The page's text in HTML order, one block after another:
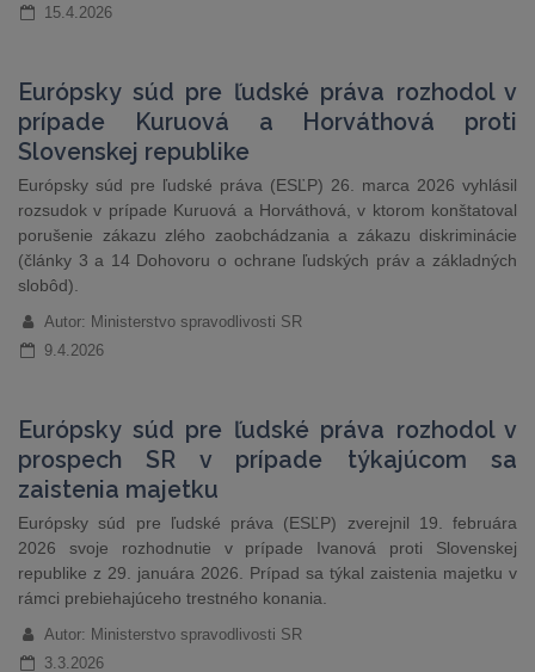
15.4.2026
Európsky súd pre ľudské práva rozhodol v
prípade Kuruová a Horváthová proti
Slovenskej republike
Európsky súd pre ľudské práva (ESĽP) 26. marca 2026 vyhlásil
rozsudok v prípade Kuruová a Horváthová, v ktorom konštatoval
porušenie zákazu zlého zaobchádzania a zákazu diskriminácie
(články 3 a 14 Dohovoru o ochrane ľudských práv a základných
slobôd).
Autor: Ministerstvo spravodlivosti SR
9.4.2026
Európsky súd pre ľudské práva rozhodol v
prospech SR v prípade týkajúcom sa
zaistenia majetku
Európsky súd pre ľudské práva (ESĽP) zverejnil 19. februára
2026 svoje rozhodnutie v prípade Ivanová proti Slovenskej
republike z 29. januára 2026. Prípad sa týkal zaistenia majetku v
rámci prebiehajúceho trestného konania.
Autor: Ministerstvo spravodlivosti SR
3.3.2026